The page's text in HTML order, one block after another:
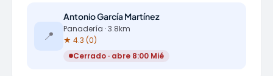
📍
Antonio García Martínez
Panadería · 3.8km
★ 4.3 (0)
Cerrado · abre 8:00 Mié